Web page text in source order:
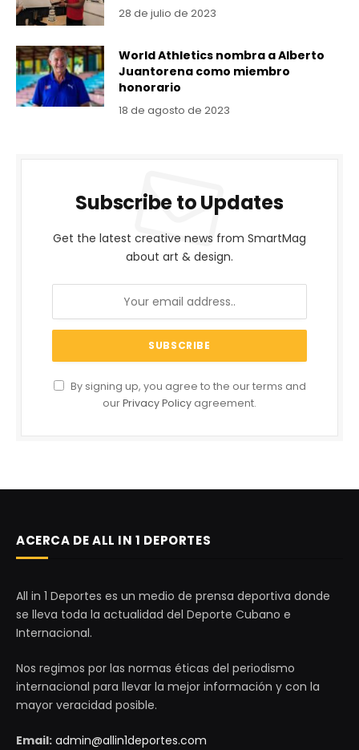
28 de julio de 2023
World Athletics nombra a Alberto
Juantorena como miembro
honorario
18 de agosto de 2023
Subscribe to Updates
Get the latest creative news from SmartMag
about art & design.
By signing up, you agree to the our terms and
ourPrivacy Policy agreement.
ACERCA DE ALL IN 1 DEPORTES
All in 1 Deportes es un medio de prensa deportiva donde
se lleva toda la actualidad del Deporte Cubano e
Internacional.
Nos regimos por las normas éticas del periodismo
internacional para llevar la mejor información y con la
mayor veracidad posible.
Email: admin@allin1deportes.com